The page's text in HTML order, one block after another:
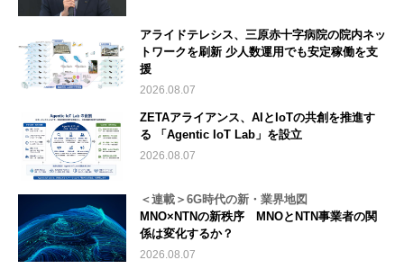
アライドテレシス、三原赤十字病院の院内ネッ
トワークを刷新 少人数運用でも安定稼働を支
援
2026.08.07
ZETAアライアンス、AIとIoTの共創を推進す
る 「Agentic IoT Lab」を設立
2026.08.07
＜連載＞6G時代の新・業界地図
MNO×NTNの新秩序 MNOとNTN事業者の関
係は変化するか？
2026.08.07